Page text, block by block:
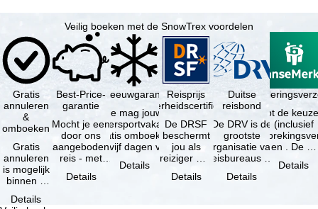
Veilig boeken met de SnowTrex voordelen
Gratis
annuleren
&
omboeken
Gratis
annuleren
is mogelijk
binnen 5
de
Details
Best-Price-
garantie
Mocht je een
door ons
aangeboden
reis - met
beschikbaarheid
Details
Sneeuwgarantie
Je mag jouw
wintersportvakantie
gratis omboeken
als vijf dagen voor
Details
Reisprijs
zekerheidscertificaat
De DRSF
beschermt
jou als
reiziger met
pakketreis
Details
Duitse
reisbond
De DRV is de
grootste
organisatie van
reisbureaus en
in Duitsland. …
Details
Je hebt de
(inclusief
en . De …
Details